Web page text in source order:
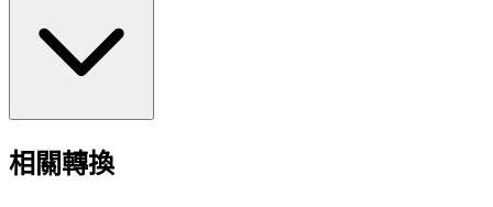
相關轉換